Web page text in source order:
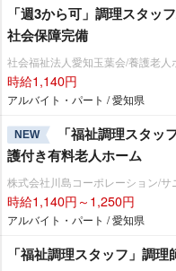
「週3から可」調理スタッ
社会保障完備
社会福祉法人愛知玉葉会/養護老人
時給1,140円
アルバイト・パート / 愛知県
NEW
「福祉調理スタ
護付き有料老人ホーム
株式会社川島コーポレーション/サ
時給1,140円～1,250円
アルバイト・パート / 愛知県
「福祉調理スタッフ」調